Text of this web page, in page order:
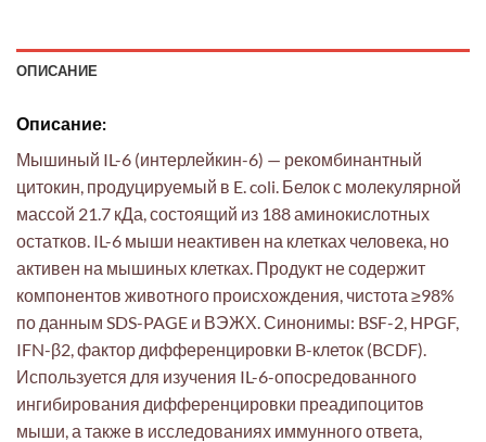
ОПИСАНИЕ
Описание:
Мышиный IL-6 (интерлейкин-6) — рекомбинантный
цитокин, продуцируемый в E. coli. Белок с молекулярной
массой 21.7 кДа, состоящий из 188 аминокислотных
остатков. IL-6 мыши неактивен на клетках человека, но
активен на мышиных клетках. Продукт не содержит
компонентов животного происхождения, чистота ≥98%
по данным SDS-PAGE и ВЭЖХ. Синонимы: BSF-2, HPGF,
IFN-β2, фактор дифференцировки B-клеток (BCDF).
Используется для изучения IL-6-опосредованного
ингибирования дифференцировки преадипоцитов
мыши, а также в исследованиях иммунного ответа,